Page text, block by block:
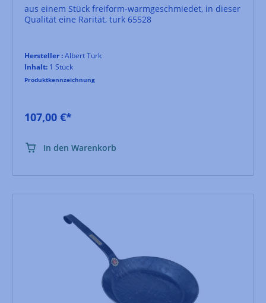
aus einem Stück freiform-warmgeschmiedet, in dieser
Qualität eine Rarität, turk 65528
Hersteller :Albert Turk
Inhalt: 1 Stück
Produktkennzeichnung
107,00 €*
In den Warenkorb